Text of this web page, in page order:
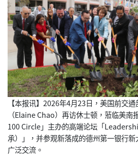
【本报讯】2026年4月23日，美国前交通
（Elaine Chao）再访休士顿，蒞临美
100 Circle」主办的高端论坛「
承）」， 并参观新落成的德州第一银行
广泛交流。